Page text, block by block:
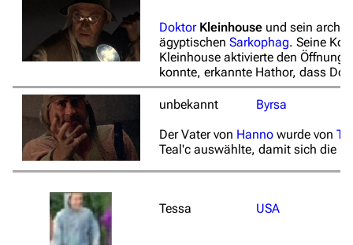
Doktor Kleinhouse und sein
ägyptischen Sarkophag. Seine
Kleinhouse aktivierte den
konnte, erkannte Hathor, dass
unbekannt
Byrsa
Der Vater von Hanno wurde von
Teal'c auswählte, damit sich die
Tessa USA